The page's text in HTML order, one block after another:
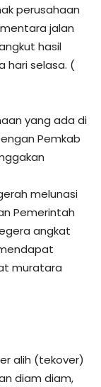
perusahaan
jalan
hasil
hari selasa. (
yang ada di
Pemkab
melunasi
Pemerintah
angkat
muratara
alih (tekover)
diam diam,